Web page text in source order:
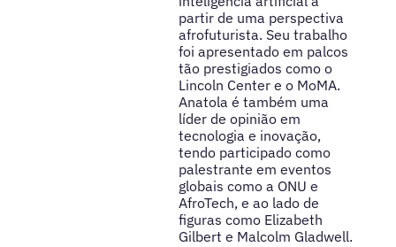
partir de uma perspectiva
afrofuturista. Seu trabalho
foi apresentado em palcos
tão prestigiados como o
Lincoln Center e o MoMA.
Anatola é também uma
líder de opinião em
tecnologia e inovação,
tendo participado como
palestrante em eventos
globais como a ONU e
AfroTech, e ao lado de
figuras como Elizabeth
Gilbert e Malcolm Gladwell.